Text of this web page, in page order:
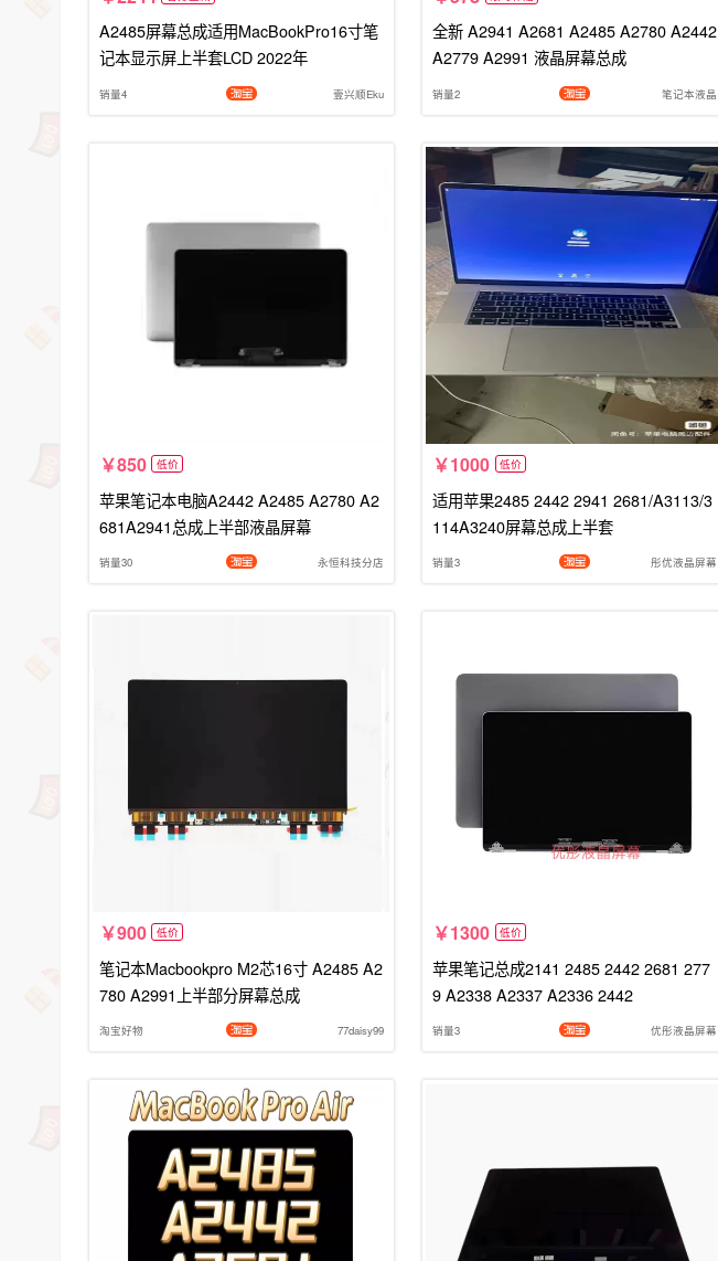
A2485屏幕总成适用MacBookPro16寸笔
记本显示屏上半套LCD 2022年
销量4 壹兴顺Eku
全新 A2941 A2681 A2485 A2780 A2442
A2779 A2991 液晶屏幕总成
销量2 笔记本液晶
850 低价
苹果笔记本电脑A2442 A2485 A2780 A2
681A2941总成上半部液晶屏幕
销量30 永恒科技分店
1000 低价
适用苹果2485 2442 2941 2681/A3113/3
114A3240屏幕总成上半套
销量3 彤优液晶屏幕
900 低价
笔记本Macbookpro M2芯16寸 A2485 A2
780 A2991上半部分屏幕总成
淘宝好物 77daisy99
1300 低价
苹果笔记总成2141 2485 2442 2681 277
9 A2338 A2337 A2336 2442
销量3 优彤液晶屏幕